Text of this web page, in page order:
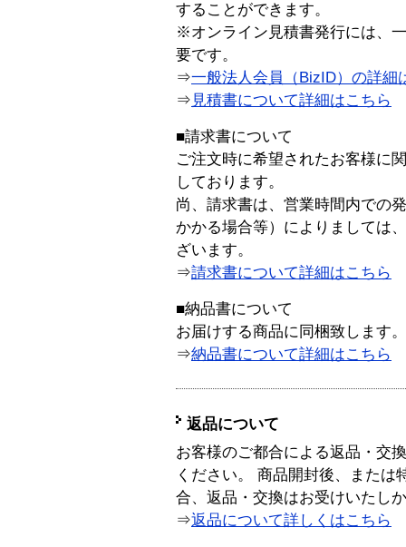
することができます。
※オンライン見積書発行には、
要です。
⇒一般法人会員（BizID）の詳細
⇒ 見積書について詳細はこちら
■請求書について
ご注文時に希望されたお客様に
しております。
尚、請求書は、営業時間内での
かかる場合等）によりましては
ざいます。
⇒請求書について詳細はこちら
■納品書について
お届けする商品に同梱致します。
⇒納品書について詳細はこちら
返品について
お客様のご都合による返品・交
ください。 商品開封後、または
合、返品・交換はお受けいたし
⇒返品について詳しくはこちら